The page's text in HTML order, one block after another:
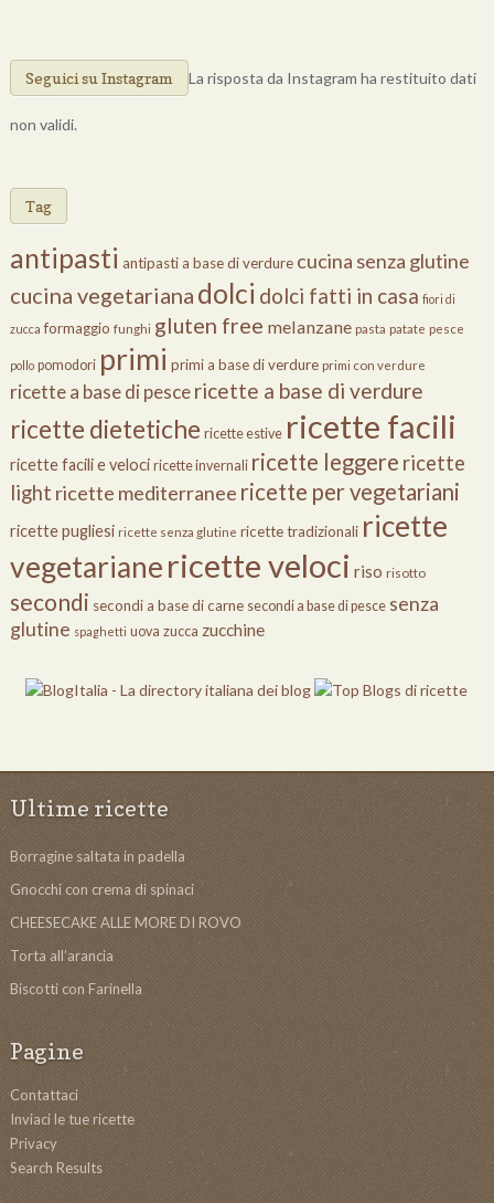
Seguici su Instagram La risposta da Instagram ha restituito dati
non validi.
Tag
antipasti antipasti a base di verdure cucina senza glutine
cucina vegetariana dolci dolci fatti in casa fiori di
zucca formaggio funghi gluten free melanzane pasta patate pesce
pollo pomodori primi primi a base di verdure primi con verdure
ricette a base di pescericette a base di verdure
ricette dietetiche ricette estive ricette facili
ricette facili e veloci ricette invernali ricette leggere ricette
light ricette mediterranee ricette per vegetariani
ricette pugliesi ricette senza glutine ricette tradizionali ricette
vegetarianericette veloci riso risotto
secondi secondi a base di carne secondi a base di pesce senza
glutine spaghetti uova zucca zucchine
Ultime ricette
Borragine saltata in padella
Gnocchi con crema di spinaci
CHEESECAKE ALLE MORE DI ROVO
Torta all’arancia
Biscotti con Farinella
Pagine
Contattaci
Inviaci le tue ricette
Privacy
Search Results